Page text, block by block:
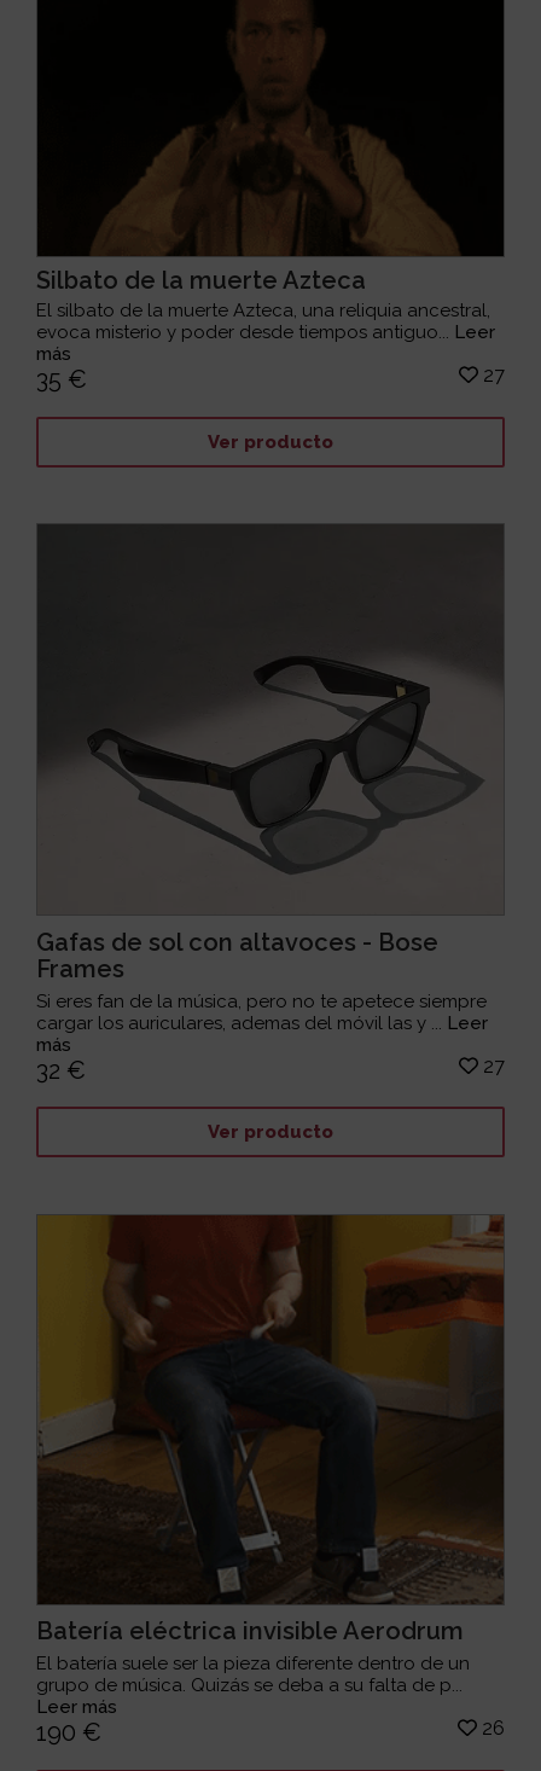
Silbato de la muerte Azteca
El silbato de la muerte Azteca, una reliquia ancestral,
evoca misterio y poder desde tiempos antiguo... Leer
más
35 € 27
Ver producto
Gafas de sol con altavoces - Bose
Frames
Si eres fan de la música, pero no te apetece siempre
cargar los auriculares, ademas del móvil las y ... Leer
más
32 € 27
Ver producto
Batería eléctrica invisible Aerodrum
El batería suele ser la pieza diferente dentro de un
grupo de música. Quizás se deba a su falta de p...
Leer más
190 € 26